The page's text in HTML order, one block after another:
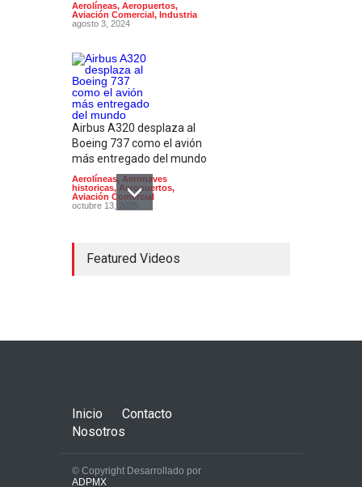
Aerolíneas, Aeropuertos,
Aviación Comercial , Industria
agosto 3, 2024
Airbus A320 desplaza al
Boeing 737 como el avión
más entregado del mundo
Aerolíneas, Aeronaves
historicas, Aeropuertos,
Aviación Comercial
octubre 13, 2025
sostenible X-66 de la NASA
diciembre 6, 2024
Featured Videos
Inicio
Contacto
Nosotros
© Copyright Desarrollado por
ADPMX